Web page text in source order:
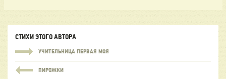
СТИХИ ЭТОГО АВТОРА
УЧИТЕЛЬНИЦА ПЕРВАЯ МОЯ
ПИРОЖКИ